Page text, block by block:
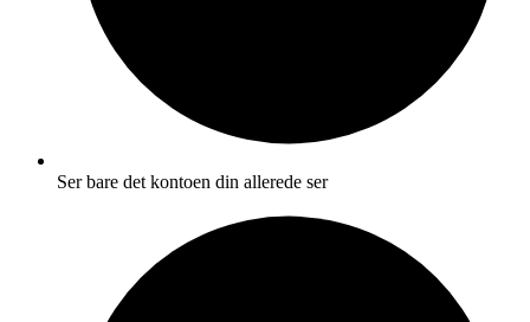
Ser bare det kontoen din allerede ser